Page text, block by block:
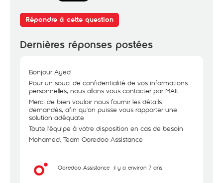
Répondre à cette question
Dernières réponses postées
Bonjour Ayed
Pour un souci de confidentialité de vos informations
personnelles, nous allons vous contacter par MAIL
Merci de bien vouloir nous fournir les détails
demandés, afin qu’on puisse vous rapporter une
solution adéquate
Toute l'équipe à votre disposition en cas de besoin
Mohamed, Team Ooredoo Assistance
Ooredoo Assistance il y a environ 7 ans